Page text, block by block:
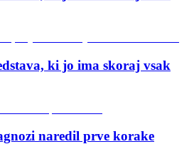
ki jo ima skoraj vsak
naredil prve korake